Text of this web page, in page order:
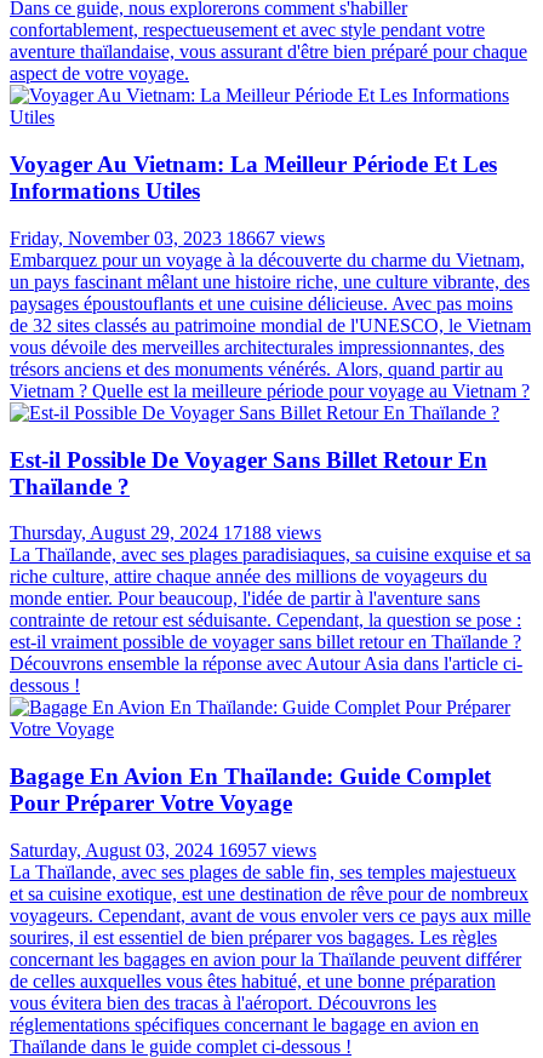
Dans ce guide, nous explorerons comment s'habiller
confortablement, respectueusement et avec style pendant votre
aventure thaïlandaise, vous assurant d'être bien préparé pour chaque
aspect de votre voyage.
Voyager Au Vietnam: La Meilleur Période Et Les
Informations Utiles
Friday, November 03, 2023 18667 views
Embarquez pour un voyage à la découverte du charme du Vietnam,
un pays fascinant mêlant une histoire riche, une culture vibrante, des
paysages époustouflants et une cuisine délicieuse. Avec pas moins
de 32 sites classés au patrimoine mondial de l'UNESCO, le Vietnam
vous dévoile des merveilles architecturales impressionnantes, des
trésors anciens et des monuments vénérés. Alors, quand partir au
Vietnam ? Quelle est la meilleure période pour voyage au Vietnam ?
Est-il Possible De Voyager Sans Billet Retour En
Thaïlande ?
Thursday, August 29, 2024 17188 views
La Thaïlande, avec ses plages paradisiaques, sa cuisine exquise et sa
riche culture, attire chaque année des millions de voyageurs du
monde entier. Pour beaucoup, l'idée de partir à l'aventure sans
contrainte de retour est séduisante. Cependant, la question se pose :
est-il vraiment possible de voyager sans billet retour en Thaïlande ?
Découvrons ensemble la réponse avec Autour Asia dans l'article ci-
dessous !
Bagage En Avion En Thaïlande: Guide Complet
Pour Préparer Votre Voyage
Saturday, August 03, 2024 16957 views
La Thaïlande, avec ses plages de sable fin, ses temples majestueux
et sa cuisine exotique, est une destination de rêve pour de nombreux
voyageurs. Cependant, avant de vous envoler vers ce pays aux mille
sourires, il est essentiel de bien préparer vos bagages. Les règles
concernant les bagages en avion pour la Thaïlande peuvent différer
de celles auxquelles vous êtes habitué, et une bonne préparation
vous évitera bien des tracas à l'aéroport. Découvrons les
réglementations spécifiques concernant le bagage en avion en
Thaïlande dans le guide complet ci-dessous !